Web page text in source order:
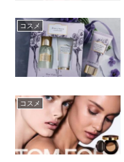
コスメ
コスメ